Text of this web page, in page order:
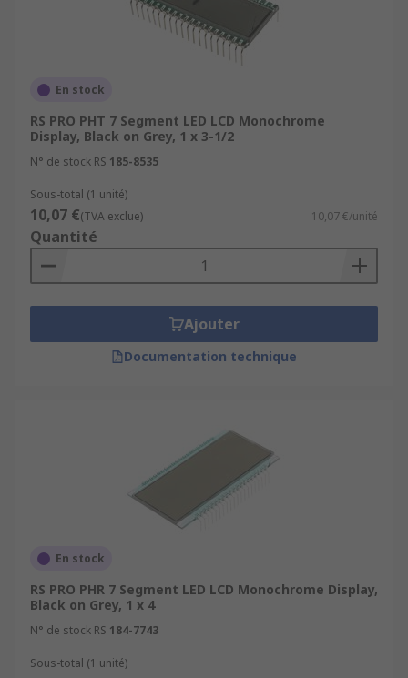
En stock
RS PRO PHT 7 Segment LED LCD Monochrome
Display, Black on Grey, 1 x 3-1/2
N° de stock RS 185-8535
Sous-total (1 unité)
10,07 €(TVA exclue) 10,07 €/unité
Quantité
Ajouter
Documentation technique
En stock
RS PRO PHR 7 Segment LED LCD Monochrome Display,
Black on Grey, 1 x 4
N° de stock RS 184-7743
Sous-total (1 unité)